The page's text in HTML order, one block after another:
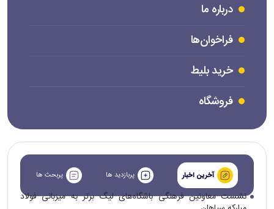
درباره ما
فراخوان‌ها
خرید بلیط
فروشگاه
آخرین اخبار پربازدید ها پربحث ها
نشست معاونین فرهنگی باشگاه‌های لیگ برتر به میزبانی فولاد